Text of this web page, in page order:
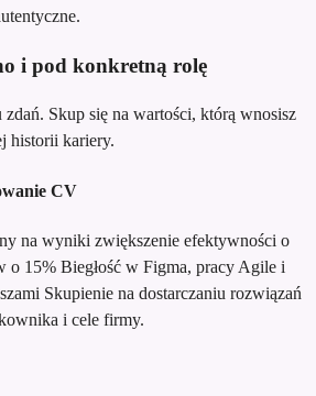
i pod konkretną rolę
Skup się na wartości, którą wnosisz
historii kariery.
CV
na wyniki zwiększenie efektywności o
o 15% Biegłość w Figma, pracy Agile i
Skupienie na dostarczaniu rozwiązań
i cele firmy.